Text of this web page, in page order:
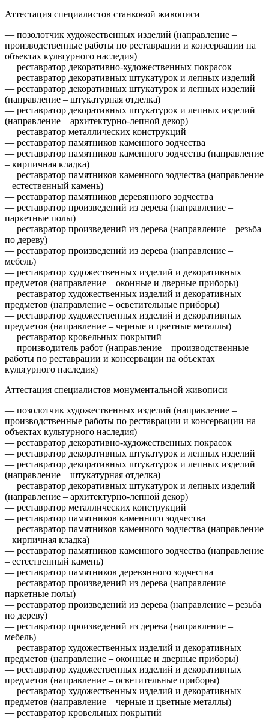
Аттестация специалистов станковой живописи
— позолотчик художественных изделий (направление –
производственные работы по реставрации и консервации на
объектах культурного наследия)
— реставратор декоративно-художественных покрасок
— реставратор декоративных штукатурок и лепных изделий
— реставратор декоративных штукатурок и лепных изделий
(направление – штукатурная отделка)
— реставратор декоративных штукатурок и лепных изделий
(направление – архитектурно-лепной декор)
— реставратор металлических конструкций
— реставратор памятников каменного зодчества
— реставратор памятников каменного зодчества (направление
– кирпичная кладка)
— реставратор памятников каменного зодчества (направление
– естественный камень)
— реставратор памятников деревянного зодчества
— реставратор произведений из дерева (направление –
паркетные полы)
— реставратор произведений из дерева (направление – резьба
по дереву)
— реставратор произведений из дерева (направление –
мебель)
— реставратор художественных изделий и декоративных
предметов (направление – оконные и дверные приборы)
— реставратор художественных изделий и декоративных
предметов (направление – осветительные приборы)
— реставратор художественных изделий и декоративных
предметов (направление – черные и цветные металлы)
— реставратор кровельных покрытий
— производитель работ (направление – производственные
работы по реставрации и консервации на объектах
культурного наследия)
Аттестация специалистов монументальной живописи
— позолотчик художественных изделий (направление –
производственные работы по реставрации и консервации на
объектах культурного наследия)
— реставратор декоративно-художественных покрасок
— реставратор декоративных штукатурок и лепных изделий
— реставратор декоративных штукатурок и лепных изделий
(направление – штукатурная отделка)
— реставратор декоративных штукатурок и лепных изделий
(направление – архитектурно-лепной декор)
— реставратор металлических конструкций
— реставратор памятников каменного зодчества
— реставратор памятников каменного зодчества (направление
– кирпичная кладка)
— реставратор памятников каменного зодчества (направление
– естественный камень)
— реставратор памятников деревянного зодчества
— реставратор произведений из дерева (направление –
паркетные полы)
— реставратор произведений из дерева (направление – резьба
по дереву)
— реставратор произведений из дерева (направление –
мебель)
— реставратор художественных изделий и декоративных
предметов (направление – оконные и дверные приборы)
— реставратор художественных изделий и декоративных
предметов (направление – осветительные приборы)
— реставратор художественных изделий и декоративных
предметов (направление – черные и цветные металлы)
— реставратор кровельных покрытий